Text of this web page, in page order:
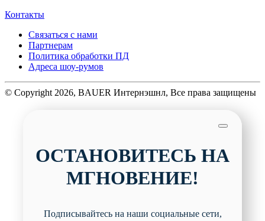
Контакты
Связаться с нами
Партнерам
Политика обработки ПД
Адреса шоу-румов
© Copyright 2026, BAUER Интернэшнл, Все права защищены
ОСТАНОВИТЕСЬ НА
МГНОВЕНИЕ!
Подписывайтесь на наши социальные сети,